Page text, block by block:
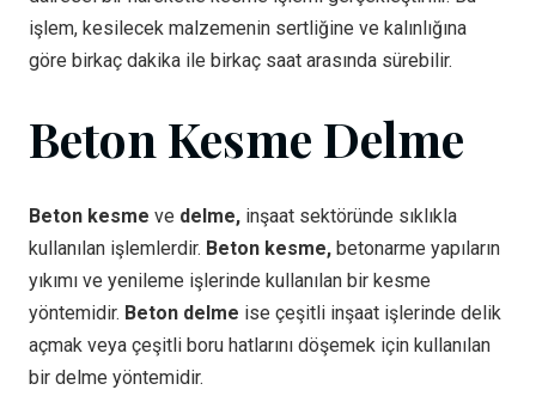
işlem, kesilecek malzemenin sertliğine ve kalınlığına
göre birkaç dakika ile birkaç saat arasında sürebilir.
Beton Kesme Delme
Beton kesme ve delme, inşaat sektöründe sıklıkla
kullanılan işlemlerdir. Beton kesme, betonarme yapıların
yıkımı ve yenileme işlerinde kullanılan bir kesme
yöntemidir. Beton delme ise çeşitli inşaat işlerinde delik
açmak veya çeşitli boru hatlarını döşemek için kullanılan
bir delme yöntemidir.